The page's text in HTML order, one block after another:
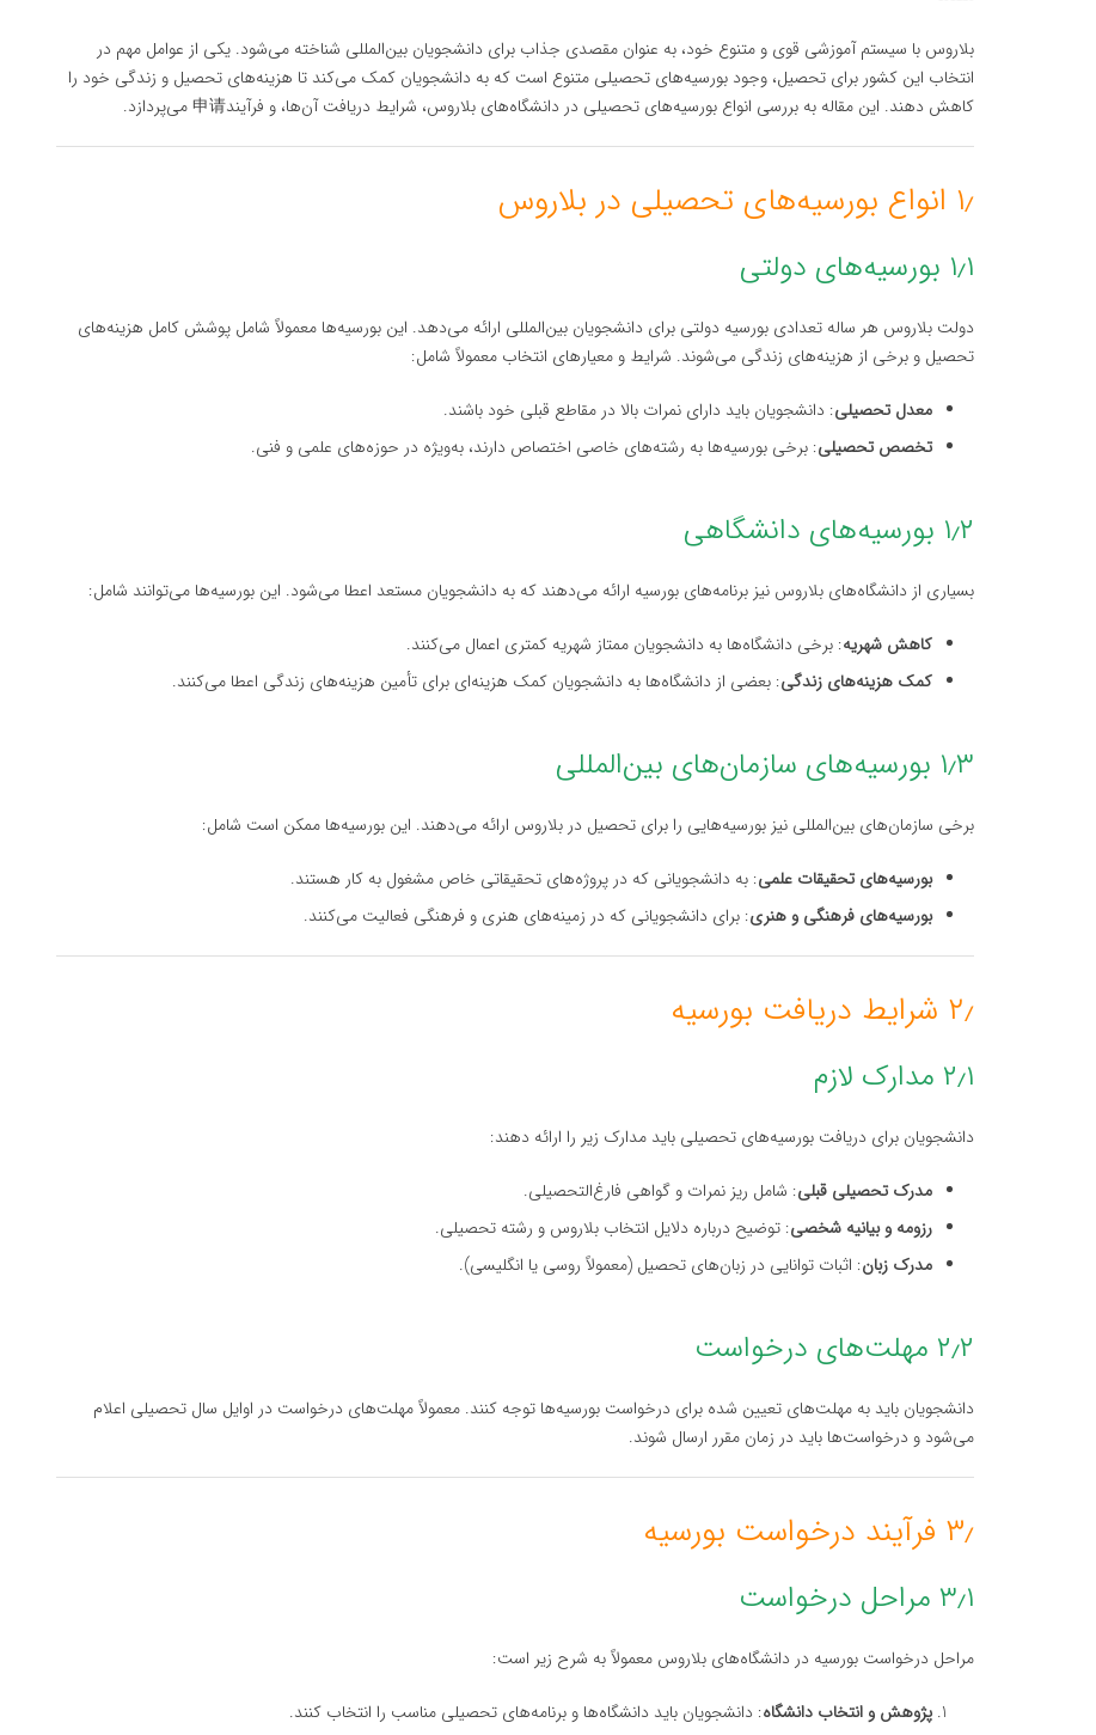
بلاروس با سیستم آموزشی قوی و متنوع خود، به عنوان مقصدی جذاب برای دانشجویان بین‌المللی شناخته می‌شود. یکی از عوامل مهم در
انتخاب این کشور برای تحصیل، وجود بورسیه‌های تحصیلی متنوع است که به دانشجویان کمک می‌کند تا هزینه‌های تحصیل و زندگی خود را
کاهش دهند. این مقاله به بررسی انواع بورسیه‌های تحصیلی در دانشگاه‌های بلاروس، شرایط دریافت آن‌ها، و فرآیند申请 می‌پردازد.
۱٫ انواع بورسیه‌های تحصیلی در بلاروس
۱٫۱ بورسیه‌های دولتی
دولت بلاروس هر ساله تعدادی بورسیه دولتی برای دانشجویان بین‌المللی ارائه می‌دهد. این بورسیه‌ها معمولاً شامل پوشش کامل هزینه‌های
تحصیل و برخی از هزینه‌های زندگی می‌شوند. شرایط و معیارهای انتخاب معمولاً شامل:
معدل تحصیلی: دانشجویان باید دارای نمرات بالا در مقاطع قبلی خود باشند.
تخصص تحصیلی: برخی بورسیه‌ها به رشته‌های خاصی اختصاص دارند، به‌ویژه در حوزه‌های علمی و فنی.
۱٫۲ بورسیه‌های دانشگاهی
بسیاری از دانشگاه‌های بلاروس نیز برنامه‌های بورسیه‌ ارائه می‌دهند که به دانشجویان مستعد اعطا می‌شود. این بورسیه‌ها می‌توانند شامل:
کاهش شهریه: برخی دانشگاه‌ها به دانشجویان ممتاز شهریه کمتری اعمال می‌کنند.
کمک هزینه‌های زندگی: بعضی از دانشگاه‌ها به دانشجویان کمک هزینه‌ای برای تأمین هزینه‌های زندگی اعطا می‌کنند.
۱٫۳ بورسیه‌های سازمان‌های بین‌المللی
برخی سازمان‌های بین‌المللی نیز بورسیه‌هایی را برای تحصیل در بلاروس ارائه می‌دهند. این بورسیه‌ها ممکن است شامل:
بورسیه‌های تحقیقات علمی: به دانشجویانی که در پروژه‌های تحقیقاتی خاص مشغول به کار هستند.
بورسیه‌های فرهنگی و هنری: برای دانشجویانی که در زمینه‌های هنری و فرهنگی فعالیت می‌کنند.
۲٫ شرایط دریافت بورسیه
۲٫۱ مدارک لازم
دانشجویان برای دریافت بورسیه‌های تحصیلی باید مدارک زیر را ارائه دهند:
مدرک تحصیلی قبلی: شامل ریز نمرات و گواهی فارغ‌التحصیلی.
رزومه و بیانیه شخصی: توضیح درباره دلایل انتخاب بلاروس و رشته تحصیلی.
مدرک زبان: اثبات توانایی در زبان‌های تحصیل (معمولاً روسی یا انگلیسی).
۲٫۲ مهلت‌های درخواست
دانشجویان باید به مهلت‌های تعیین شده برای درخواست بورسیه‌ها توجه کنند. معمولاً مهلت‌های درخواست در اوایل سال تحصیلی اعلام
می‌شود و درخواست‌ها باید در زمان مقرر ارسال شوند.
۳٫ فرآیند درخواست بورسیه
۳٫۱ مراحل درخواست
مراحل درخواست بورسیه در دانشگاه‌های بلاروس معمولاً به شرح زیر است:
پژوهش و انتخاب دانشگاه: دانشجویان باید دانشگاه‌ها و برنامه‌های تحصیلی مناسب را انتخاب کنند.